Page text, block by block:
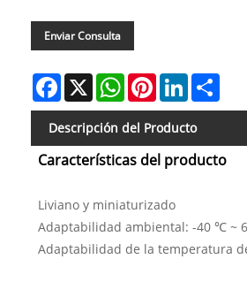
Enviar Consulta
Facebook
X WhatsAppPinterestLinkedIn
Descripción del Producto
Características del producto
Liviano y miniaturizado
Adaptabilidad ambiental: -40 ℃ ~
Adaptabilidad de la temperatura